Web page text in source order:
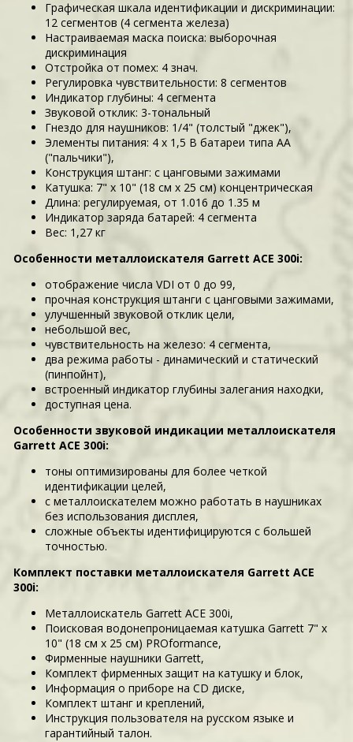
Графическая шкала идентификации и дискриминации:
12 сегментов (4 сегмента железа)
Настраиваемая маска поиска: выборочная
дискриминация
Отстройка от помех: 4 знач.
Регулировка чувствительности: 8 сегментов
Индикатор глубины: 4 сегмента
Звуковой отклик: 3-тональный
Гнездо для наушников: 1/4" (толстый "джек"),
Элементы питания: 4 х 1,5 В батареи типа АА
("пальчики"),
Конструкция штанг: с цанговыми зажимами
Катушка: 7" x 10" (18 см x 25 см) концентрическая
Длина: регулируемая, от 1.016 до 1.35 м
Индикатор заряда батарей: 4 сегмента
Вес: 1,27 кг
Особенности металлоискателя Garrett ACE 300i:
отображение числа VDI от 0 до 99,
прочная конструкция штанги с цанговыми зажимами,
улучшенный звуковой отклик цели,
небольшой вес,
чувствительность на железо: 4 сегмента,
два режима работы - динамический и статический
(пинпойнт),
встроенный индикатор глубины залегания находки,
доступная цена.
Особенности звуковой индикации металлоискателя
Garrett ACE 300i:
тоны оптимизированы для более четкой
идентификации целей,
с металлоискателем можно работать в наушниках
без использования дисплея,
сложные объекты идентифицируются с большей
точностью.
Комплект поставки металлоискателя Garrett ACE
300i:
Металлоискатель Garrett ACE 300i,
Поисковая водонепроницаемая катушка Garrett 7" x
10" (18 см x 25 см) PROformance,
Фирменные наушники Garrett,
Комплект фирменных защит на катушку и блок,
Информация о приборе на CD диске,
Комплект штанг и креплений,
Инструкция пользователя на русском языке и
гарантийный талон.